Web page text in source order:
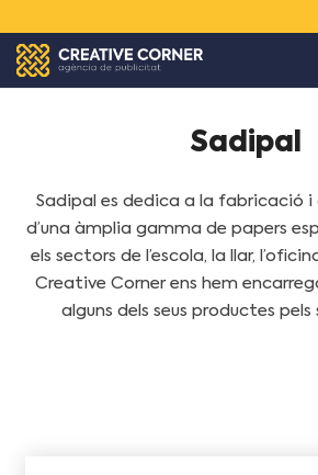
Sadipal
Sadipal es dedica a la fabricació
d’una àmplia gamma de papers
els sectors de l’escola, la llar,
Creative Corner ens hem
alguns dels seus productes pels